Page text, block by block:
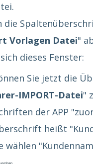
die
Vorlagen Datei"
dieses Fenster:
Sie jetzt die
IMPORT-Datei"
der APP
heißt
wählen